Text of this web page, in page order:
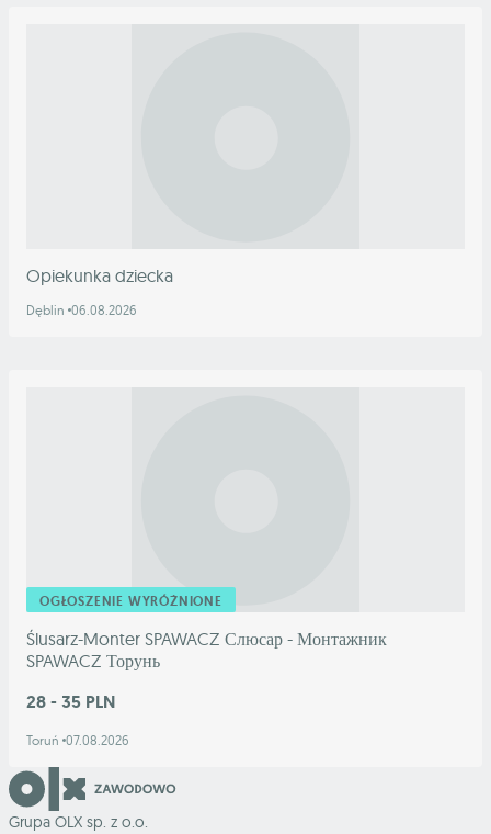
Opiekunka dziecka
Dęblin 06.08.2026
OGŁOSZENIE WYRÓŻNIONE
Ślusarz-Monter SPAWACZ Слюсар - Монтажник
SPAWACZ Торунь
28 - 35 PLN
Toruń 07.08.2026
Grupa OLX sp. z o.o.